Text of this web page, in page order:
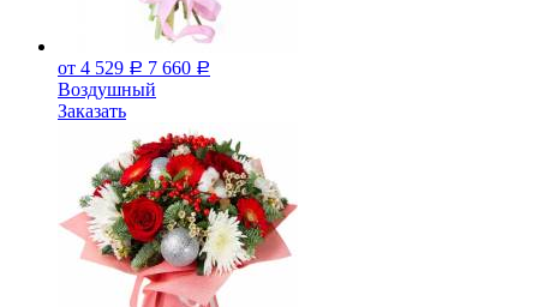
от 4 529 Р 7 660 Р
Воздушный
Заказать